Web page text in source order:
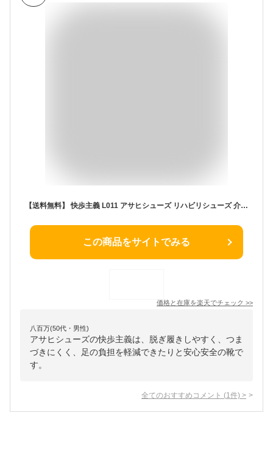
【送料無料】 快歩主義 L011 アサヒシューズ リハビリシューズ 介護シューズ 介護用 リハビリ シニア サンダル 介護用靴 介護靴 介護くつ 幅広靴 レディース 女性用 履きやすい 軽量 軽い 幅広 ワイド ゆったり 撥水 ワンタッチテープ 高齢者 お年寄り 靴 日本製 お洒落
この商品をサイトでみる
価格と在庫を楽天でチェック >>
八百万(50代・男性)
アサヒシューズの快歩主義は、脱ぎ履きしやすく、つま
づきにくく、足の負担を軽減できたりと安心安全の靴で
す。
全てのおすすめコメント (1 件) >